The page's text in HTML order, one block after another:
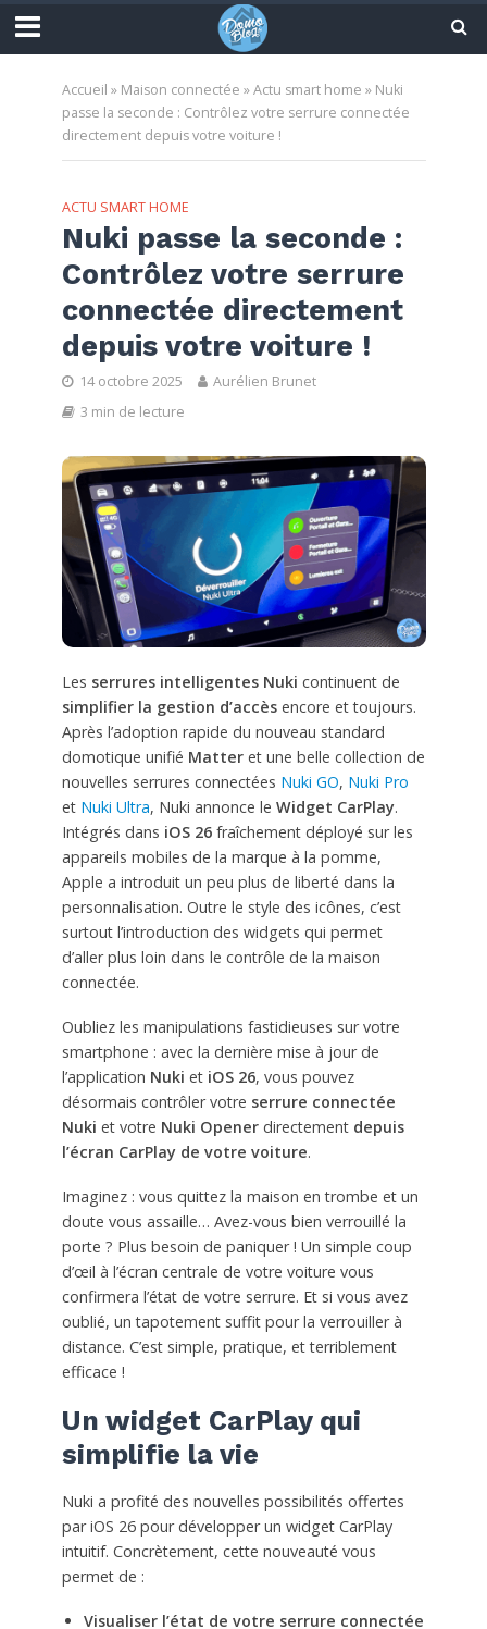
Accueil » Maison connectée »Actu smart home » Nuki
passe la seconde : Contrôlez votre serrure connectée
directement depuis votre voiture !
ACTU SMART HOME
Nuki passe la seconde :
Contrôlez votre serrure
connectée directement
depuis votre voiture !
14 octobre 2025
Aurélien Brunet
3 min de lecture
Les serrures intelligentes Nuki continuent de
simplifier la gestion d’accèsencore et toujours.
Après l’adoption rapide du nouveau standard
domotique unifié Matteret une belle collection de
nouvelles serrures connectées Nuki GO, Nuki Pro
et Nuki Ultra, Nuki annonce le Widget CarPlay.
Intégrés dans iOS 26fraîchement déployé sur les
appareils mobiles de la marque à la pomme,
Apple a introduit un peu plus de liberté dans la
personnalisation. Outre le style des icônes, c’est
surtout l’introduction des widgets qui permet
d’aller plus loin dans le contrôle de la maison
connectée.
Oubliez les manipulations fastidieuses sur votre
smartphone : avec la dernière mise à jour de
l’application Nuki et iOS 26, vous pouvez
désormais contrôler votre serrure connectée
Nuki et votre Nuki Openerdirectement depuis
l’écran CarPlay de votre voiture.
Imaginez : vous quittez la maison en trombe et un
doute vous assaille… Avez-vous bien verrouillé la
porte ? Plus besoin de paniquer ! Un simple coup
d’œil à l’écran centrale de votre voiture vous
confirmera l’état de votre serrure. Et si vous avez
oublié, un tapotement suffit pour la verrouiller à
distance. C’est simple, pratique, et terriblement
efficace !
Un widget CarPlay qui
simplifie la vie
Nuki a profité des nouvelles possibilités offertes
par iOS 26 pour développer un widget CarPlay
intuitif. Concrètement, cette nouveauté vous
permet de :
Visualiser l’état de votre serrure connectée